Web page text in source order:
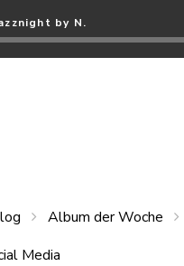
by N.
Album der Woche
Media